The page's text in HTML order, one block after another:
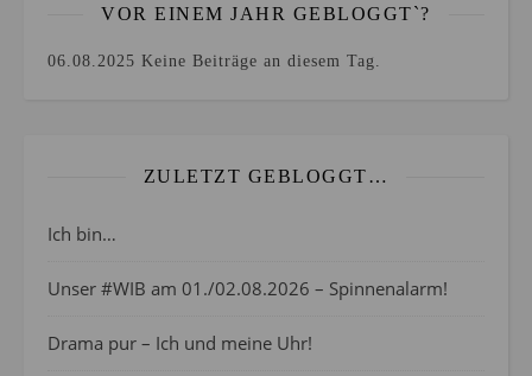
VOR EINEM JAHR GEBLOGGT`?
06.08.2025 Keine Beiträge an diesem Tag.
ZULETZT GEBLOGGT…
Ich bin…
Unser #WIB am 01./02.08.2026 – Spinnenalarm!
Drama pur – Ich und meine Uhr!